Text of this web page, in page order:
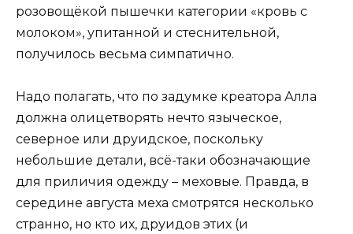
розовощёкой пышечки категории «кровь с
молоком», упитанной и стеснительной,
получилось весьма симпатично.
Надо полагать, что по задумке креатора Алла
должна олицетворять нечто языческое,
северное или друидское, поскольку
небольшие детали, всё-таки обозначающие
для приличия одежду – меховые. Правда, в
середине августа меха смотрятся несколько
странно, но кто их, друидов этих (и